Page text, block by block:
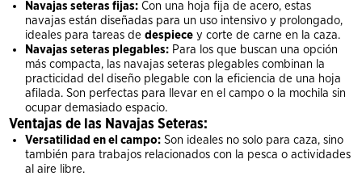
Navajas seteras fijas: Con una hoja fija de acero, estas
navajas están diseñadas para un uso intensivo y prolongado,
ideales para tareas dedespiece y corte de carne en la caza.
Navajas seteras plegables: Para los que buscan una opción
más compacta, las navajas seteras plegables combinan la
practicidad del diseño plegable con la eficiencia de una hoja
afilada. Son perfectas para llevar en el campo o la mochila sin
ocupar demasiado espacio.
Ventajas de las Navajas Seteras:
Versatilidad en el campo: Son ideales no solo para caza, sino
también para trabajos relacionados con la pesca o actividades
al aire libre.